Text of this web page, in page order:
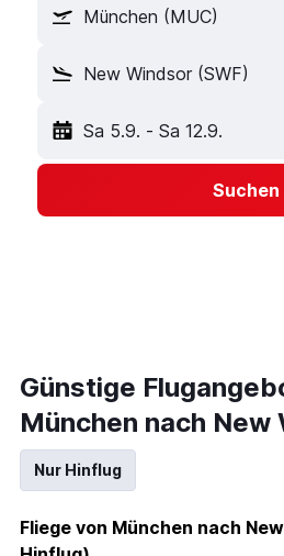
München (MUC)
New Windsor (SWF)
Sa 5.9. - Sa 12.9.
Suchen
Günstige
München nach New
Nur Hinflug
Fliege von München nach